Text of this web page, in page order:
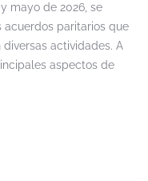
mayo de 2026, se
paritarios que
actividades. A
aspectos de